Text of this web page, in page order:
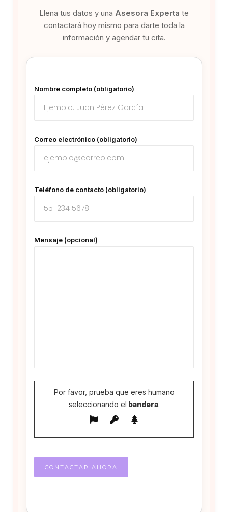
Llena tus datos y una Asesora Experta te
contactará hoy mismo para darte toda la
información y agendar tu cita.
Nombre completo (obligatorio)
Correo electrónico (obligatorio)
Teléfono de contacto (obligatorio)
Mensaje (opcional)
Por favor, prueba que eres humano
seleccionando el bandera.